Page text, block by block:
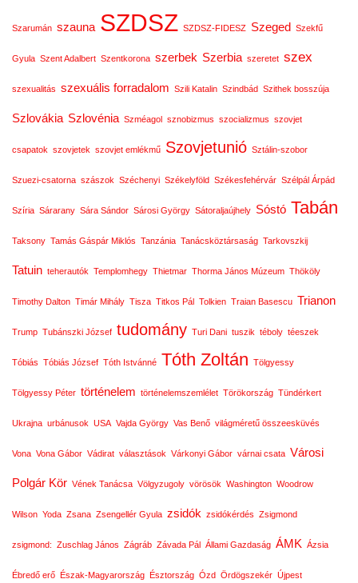
Szarumán szauna SZDSZ SZDSZ-FIDESZ Szeged Szekfű
Gyula Szent Adalbert Szentkorona szerbek Szerbia szeretet szex
szexualitás szexuális forradalom Szili Katalin Szindbád Szithek bosszúja
Szlovákia Szlovénia Szméagol sznobizmus szocializmus szovjet
csapatok szovjetek szovjet emlékmű Szovjetunió Sztálin-szobor
Szuezi-csatorna szászok Széchenyi Székelyföld Székesfehérvár Szélpál Árpád
Szíria Sárarany Sára Sándor Sárosi György Sátoraljaújhely Sóstó Tabán
Taksony Tamás Gáspár Miklós Tanzánia Tanácsköztársaság Tarkovszkij
Tatuin teherautók Templomhegy Thietmar Thorma János Múzeum Thököly
Timothy Dalton Timár Mihály Tisza Titkos Pál Tolkien Traian Basescu Trianon
Trump Tubánszki József tudomány Turi Dani tuszik téboly téeszek
Tóbiás Tóbiás József Tóth Istvánné Tóth Zoltán Tölgyessy
Tölgyessy Péter történelem történelemszemlélet Törökország Tündérkert
Ukrajna urbánusok USA Vajda György Vas Benő világméretű összeesküvés
Vona Vona Gábor Vádirat választások Várkonyi Gábor várnai csata Városi
Polgár Kör Vének Tanácsa Völgyzugoly vörösök Washington Woodrow
Wilson Yoda Zsana Zsengellér Gyula zsidók zsidókérdés Zsigmond
zsigmond: Zuschlag János Zágráb Závada Pál Állami Gazdaság ÁMK Ázsia
Ébredő erő Észak-Magyarország Észtország Ózd Ördögszekér Újpest